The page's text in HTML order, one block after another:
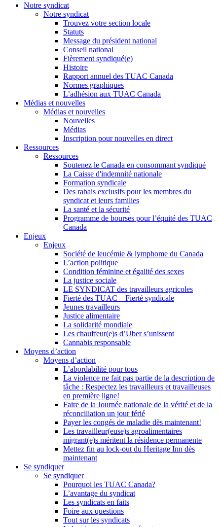
Notre syndicat
Notre syndicat
Trouvez votre section locale
Statuts
Message du président national
Conseil national
Fièrement syndiqué(e)
Histoire
Rapport annuel des TUAC Canada
Normes graphiques
L’adhésion aux TUAC Canada
Médias et nouvelles
Médias et nouvelles
Nouvelles
Médias
Inscription pour nouvelles en direct
Ressources
Ressources
Soutenez le Canada en consommant syndiqué
La Caisse d'indemnité nationale
Formation syndicale
Des rabais exclusifs pour les membres du
syndicat et leurs families
La santé et la sécurité
Programme de bourses pour l’équité des TUAC
Canada
Enjeux
Enjeux
Société de leucémie & lymphome du Canada
L’action politique
Condition féminine et égalité des sexes
La justice sociale
LE SYNDICAT des travailleurs agricoles
Fierté des TUAC – Fierté syndicale
Jeunes travailleurs
Justice alimentaire
La solidarité mondiale
Les chauffeur(e)s d’Uber s’unissent
Cannabis responsable
Moyens d’action
Moyens d’action
L’abordabilité pour tous
La violence ne fait pas partie de la description de
tâche : Respectez les travailleurs et travailleuses
en première ligne!
Faire de la Journée nationale de la vérité et de la
réconciliation un jour férié
Payer les congés de maladie dès maintenant!
Les travailleur(euse)s agroalimentaires
migrant(e)s méritent la résidence permanente
Mettez fin au lock-out du Heritage Inn dès
maintenant
Se syndiquer
Se syndiquer
Pourquoi les TUAC Canada?
L’avantage du syndicat
Les syndicats en faits
Foire aux questions
Tout sur les syndicats